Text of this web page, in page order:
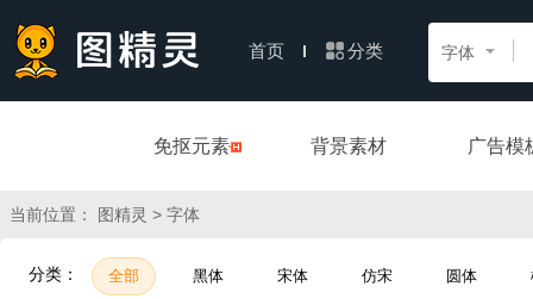
首页 分类 字体
免抠元素 背景素材 广告模
当前位置： 图精灵 > 字体
分类： 全部 黑体 宋体 仿宋 圆体